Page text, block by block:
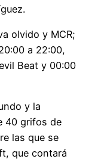
olvido y MCR;
a 22:00,
Beat y 00:00
y la
40 grifos de
las que se
que contará